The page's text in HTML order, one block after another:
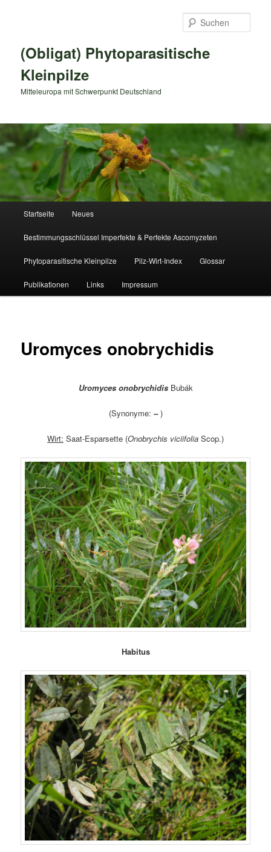
(Obligat) Phytoparasitische
Kleinpilze
Mitteleuropa mit Schwerpunkt Deutschland
Startseite Neues
Bestimmungsschlüssel Imperfekte & Perfekte Ascomyzeten
Phytoparasitische Kleinpilze Pilz-Wirt-Index Glossar
Publikationen Links Impressum
Uromyces onobrychidis
Uromyces onobrychidisBubák
(Synonyme: –)
Wirt: Saat-Esparsette (Onobrychis viciifolia Scop.)
Habitus